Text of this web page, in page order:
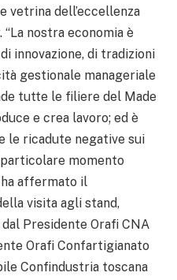
vetrina dell’eccellenza
nostra economia è
innovazione, di tradizioni
gestionale manageriale
tutte le filiere del Made
e crea lavoro; ed è
le ricadute negative sui
momento
affermato il
visita agli stand,
Presidente Orafi CNA
Orafi Confartigianato
Confindustria toscana